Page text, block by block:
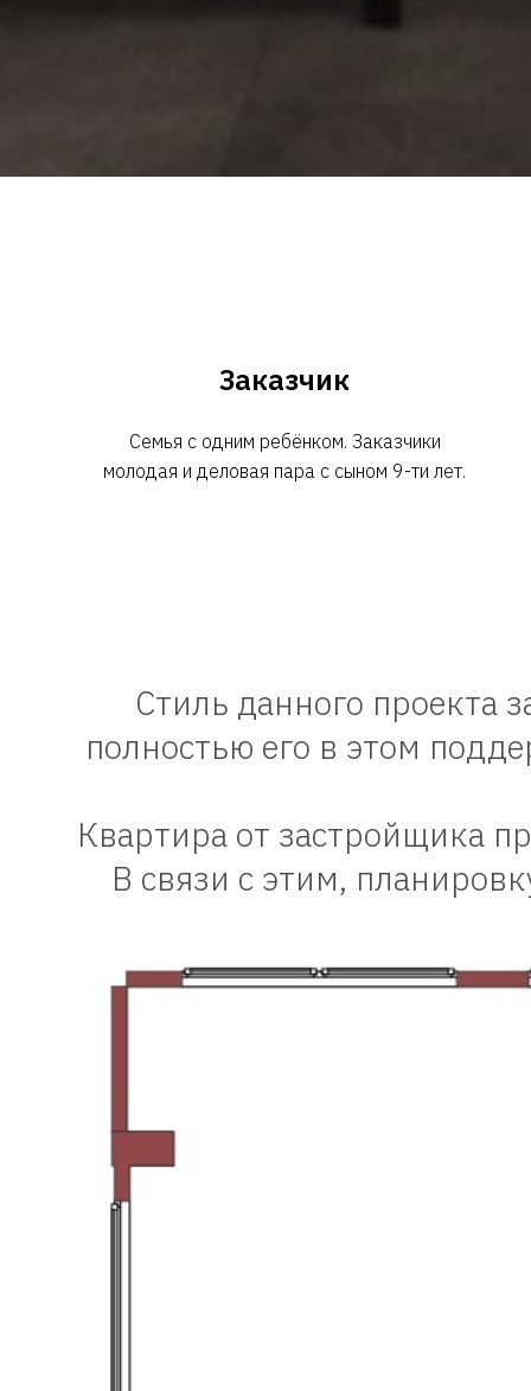
Заказчик
Семья с одним ребёнком. Заказчики
молодая и деловая пара с сыном 9-ти лет.
Стиль данного проекта
полностью его в этом
Квартира от застройщика
В связи с этим,